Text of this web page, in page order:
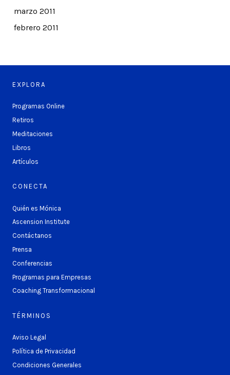
marzo 2011
febrero 2011
EXPLORA
Programas Online
Retiros
Meditaciones
Libros
Artículos
CONECTA
Quién es Mónica
Ascension Institute
Contáctanos
Prensa
Conferencias
Programas para Empresas
Coaching Transformacional
TÉRMINOS
Aviso Legal
Política de Privacidad
Condiciones Generales